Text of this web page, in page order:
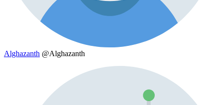
Alghazanth @Alghazanth